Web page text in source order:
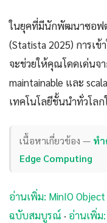
ในยุคที่มีนักพัฒนาซอฟ
(Statista 2025) การเ
จะช่วยให้คุณโดดเด่นจ
maintainable และ
เทคโนโลยีชั้นนำทั่วโล
เนื้อหาเกี่ยวข้อง — ทำ
Edge Computing
อ่านเพิ่ม: MinIO
ฉบับสมบูรณ์ · อ่านเพิ่ม